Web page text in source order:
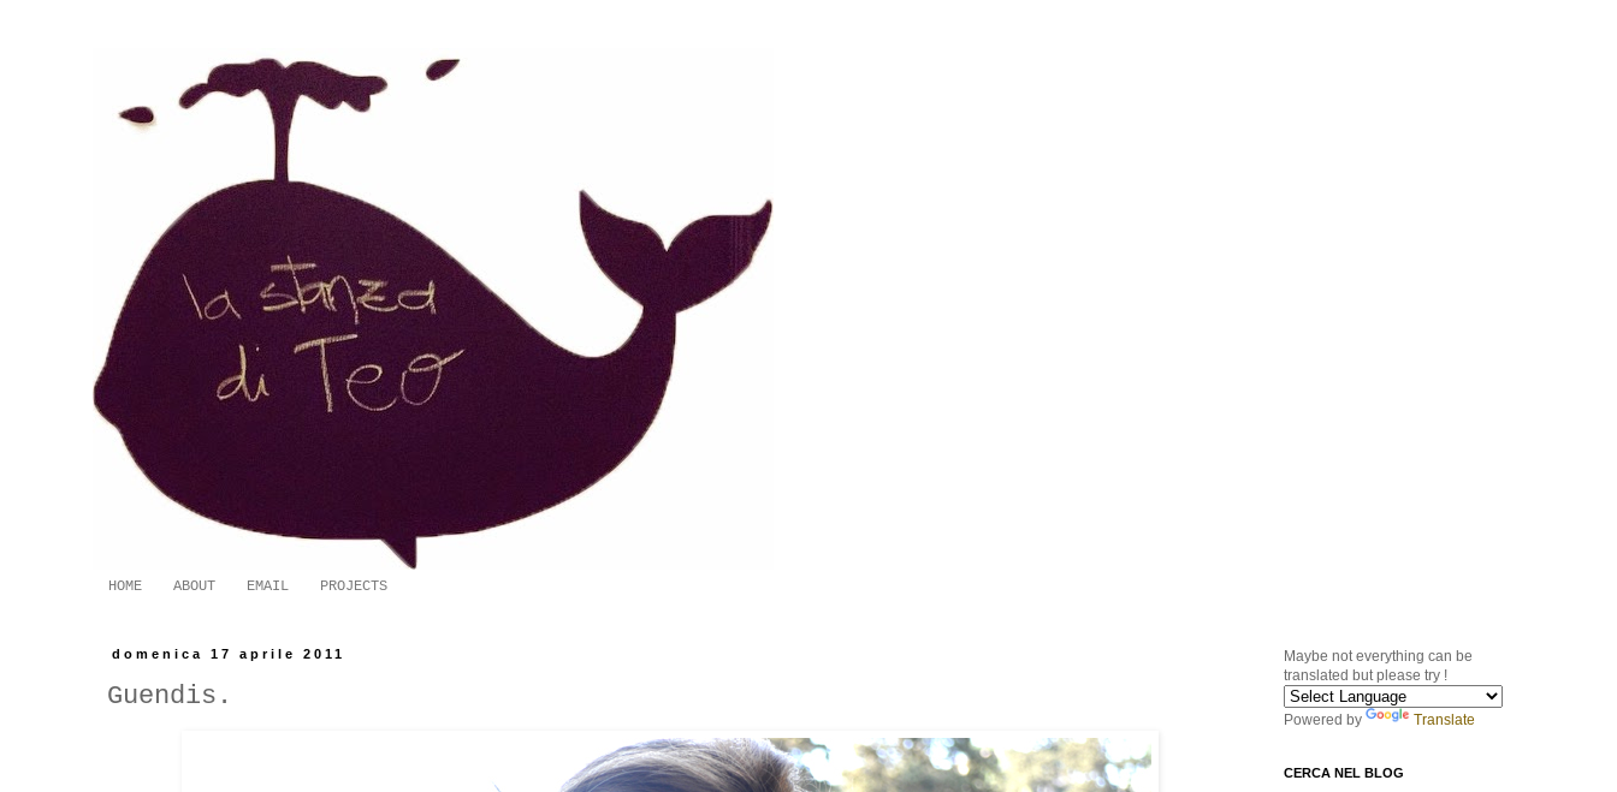
HOME ABOUT EMAIL PROJECTS
domenica 17 aprile 2011
Guendis.
Maybe not everything can be
translated but please try !
Powered by Translate
CERCA NEL BLOG